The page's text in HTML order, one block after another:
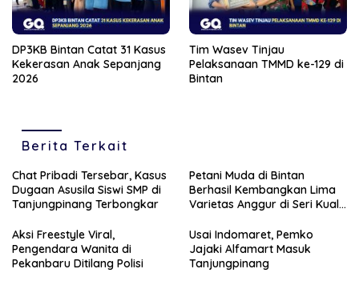
DP3KB Bintan Catat 31 Kasus
Kekerasan Anak Sepanjang
2026
Tim Wasev Tinjau
Pelaksanaan TMMD ke-129 di
Bintan
Berita Terkait
Chat Pribadi Tersebar, Kasus
Dugaan Asusila Siswi SMP di
Tanjungpinang Terbongkar
Petani Muda di Bintan
Berhasil Kembangkan Lima
Varietas Anggur di Seri Kuala
Aksi Freestyle Viral,
Pengendara Wanita di
Pekanbaru Ditilang Polisi
Usai Indomaret, Pemko
Jajaki Alfamart Masuk
Tanjungpinang